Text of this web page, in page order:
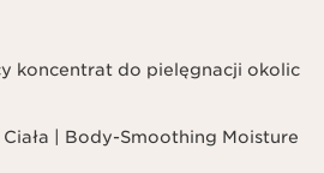
koncentrat do pielęgnacji okolic
| Body-Smoothing Moisture